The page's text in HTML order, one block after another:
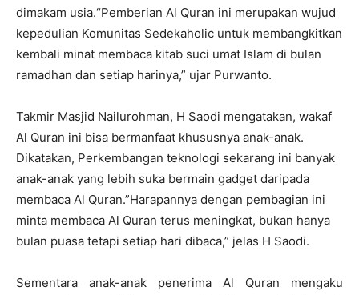
dimakam usia.“Pemberian Al Quran ini merupakan wujud
kepedulian Komunitas Sedekaholic untuk membangkitkan
kembali minat membaca kitab suci umat Islam di bulan
ramadhan dan setiap harinya,” ujar Purwanto.
Takmir Masjid Nailurohman, H Saodi mengatakan, wakaf
Al Quran ini bisa bermanfaat khususnya anak-anak.
Dikatakan, Perkembangan teknologi sekarang ini banyak
anak-anak yang lebih suka bermain gadget daripada
membaca Al Quran.”Harapannya dengan pembagian ini
minta membaca Al Quran terus meningkat, bukan hanya
bulan puasa tetapi setiap hari dibaca,” jelas H Saodi.
Sementara anak-anak penerima Al Quran mengaku